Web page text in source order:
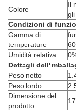
Colore
Il
gli
Condizioni di
Gamma di
temperature
Umidità relativa
Dettagli
Peso netto
Peso lordo
Dimensione del
prodotto